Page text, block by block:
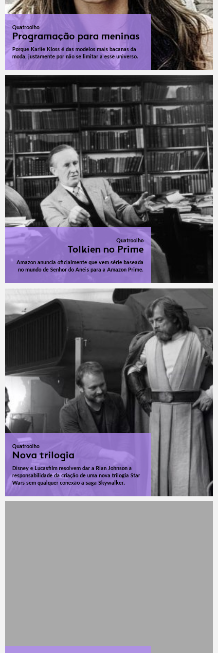
Quatroolho
Programação para meninas
Porque Karlie Kloss é das modelos mais bacanas da
moda, justamente por não se limitar a esse universo.
Quatroolho
Tolkien no Prime
Amazon anuncia oficialmente que vem série baseada
no mundo de Senhor do Anéis para a Amazon Prime.
Quatroolho
Nova trilogia
Disney e Lucasfilm resolvem dar a Rian Johnson a
responsabilidade da criação de uma nova trilogia Star
Wars sem qualquer conexão a saga Skywalker.